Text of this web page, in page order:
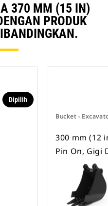
370 MM (15 IN)
PRODUK
Dipilih
Bucket -
300 mm (12
Pin On, Gigi